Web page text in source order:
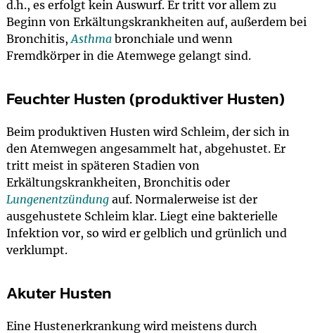
d.h., es erfolgt kein Auswurf. Er tritt vor allem zu
Beginn von Erkältungskrankheiten auf, außerdem bei
Bronchitis,Asthmabronchiale und wenn
Fremdkörper in die Atemwege gelangt sind.
Feuchter Husten (produktiver Husten)
Beim produktiven Husten wird Schleim, der sich in
den Atemwegen angesammelt hat, abgehustet. Er
tritt meist in späteren Stadien von
Erkältungskrankheiten, Bronchitis oder
Lungenentzündungauf. Normalerweise ist der
ausgehustete Schleim klar. Liegt eine bakterielle
Infektion vor, so wird er gelblich und grünlich und
verklumpt.
Akuter Husten
Eine Hustenerkrankung wird meistens durch